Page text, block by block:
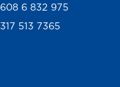
608 6 832 975
317 513 7365